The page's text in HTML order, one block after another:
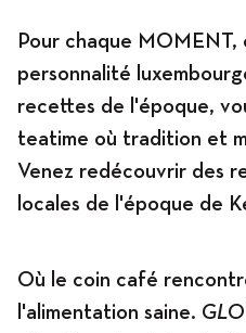
Pour chaque MOMENT,
personnalité
recettes de l'époque,
teatime où tradition et
Venez redécouvrir des
locales de l'époque de
Où le coin café
l'alimentation saine.